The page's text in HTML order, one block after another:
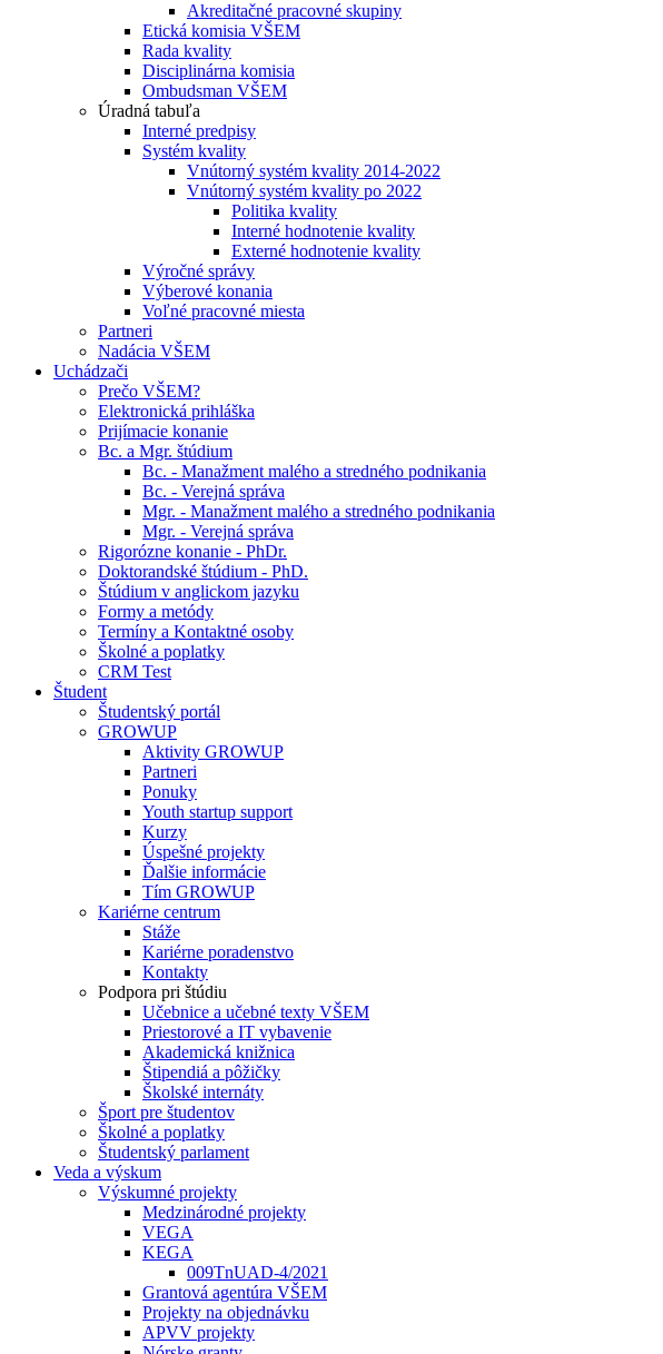
Akreditačné pracovné skupiny
Etická komisia VŠEM
Rada kvality
Disciplinárna komisia
Ombudsman VŠEM
Úradná tabuľa
Interné predpisy
Systém kvality
Vnútorný systém kvality 2014-2022
Vnútorný systém kvality po 2022
Politika kvality
Interné hodnotenie kvality
Externé hodnotenie kvality
Výročné správy
Výberové konania
Voľné pracovné miesta
Partneri
Nadácia VŠEM
Uchádzači
Prečo VŠEM?
Elektronická prihláška
Prijímacie konanie
Bc. a Mgr. štúdium
Bc. - Manažment malého a stredného podnikania
Bc. - Verejná správa
Mgr. - Manažment malého a stredného podnikania
Mgr. - Verejná správa
Rigorózne konanie - PhDr.
Doktorandské štúdium - PhD.
Štúdium v anglickom jazyku
Formy a metódy
Termíny a Kontaktné osoby
Školné a poplatky
CRM Test
Študent
Študentský portál
GROWUP
Aktivity GROWUP
Partneri
Ponuky
Youth startup support
Kurzy
Úspešné projekty
Ďalšie informácie
Tím GROWUP
Kariérne centrum
Stáže
Kariérne poradenstvo
Kontakty
Podpora pri štúdiu
Učebnice a učebné texty VŠEM
Priestorové a IT vybavenie
Akademická knižnica
Štipendiá a pôžičky
Školské internáty
Šport pre študentov
Školné a poplatky
Študentský parlament
Veda a výskum
Výskumné projekty
Medzinárodné projekty
VEGA
KEGA
009TnUAD-4/2021
Grantová agentúra VŠEM
Projekty na objednávku
APVV projekty